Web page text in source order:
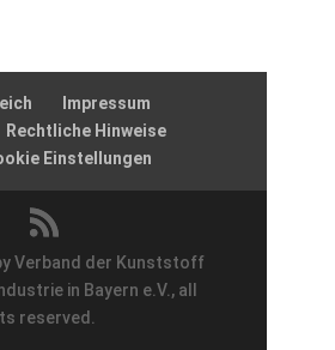
Impressum
Rechtliche Hinweise
Einstellungen
Verband der Kunststoff
in Bayern e.V., all
reserved.